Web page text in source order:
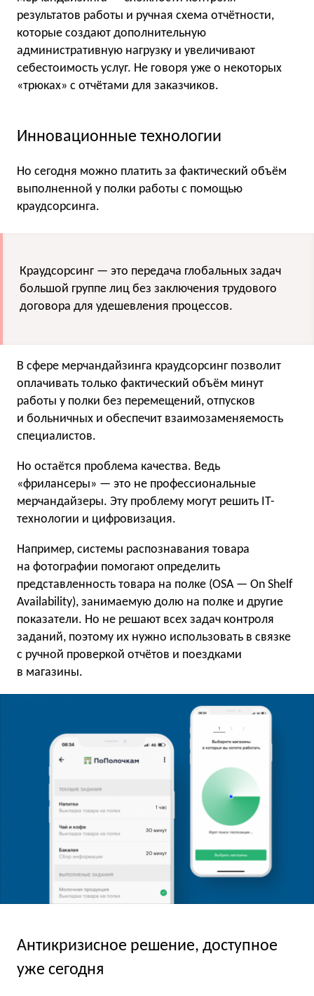
результатов работы и ручная схема отчётности,
которые создают дополнительную
административную нагрузку и увеличивают
себестоимость услуг. Не говоря уже о некоторых
«трюках» с отчётами для заказчиков.
Инновационные технологии
Но сегодня можно платить за фактический объём
выполненной у полки работы с помощью
краудсорсинга.
Краудсорсинг — это передача глобальных задач
большой группе лиц без заключения трудового
договора для удешевления процессов.
В сфере мерчандайзинга краудсорсинг позволит
оплачивать только фактический объём минут
работы у полки без перемещений, отпусков
и больничных и обеспечит взаимозаменяемость
специалистов.
Но остаётся проблема качества. Ведь
«фрилансеры» — это не профессиональные
мерчандайзеры. Эту проблему могут решить IT-
технологии и цифровизация.
Например, системы распознавания товара
на фотографии помогают определить
представленность товара на полке (OSA — On Shelf
Availability), занимаемую долю на полке и другие
показатели. Но не решают всех задач контроля
заданий, поэтому их нужно использовать в связке
с ручной проверкой отчётов и поездками
в магазины.
Антикризисное решение, доступное
уже сегодня